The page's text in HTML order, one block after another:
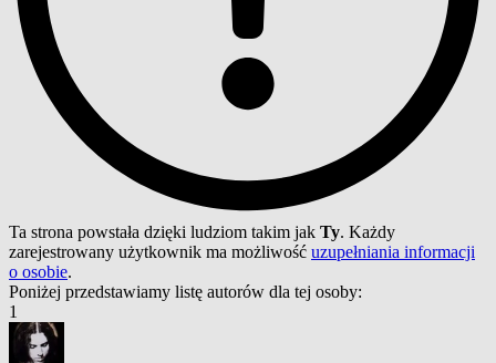
Ta strona powstała dzięki ludziom takim jak Ty. Każdy
zarejestrowany użytkownik ma możliwość uzupełniania informacji
o osobie.
Poniżej przedstawiamy listę autorów dla tej osoby:
1